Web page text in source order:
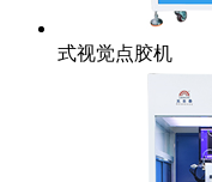
式视觉点胶机